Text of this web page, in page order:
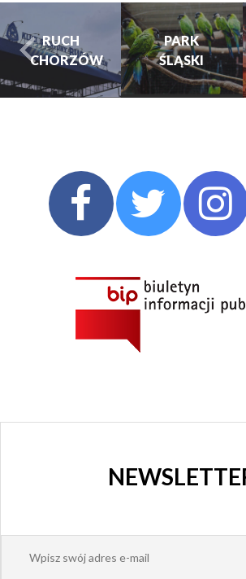
PARK
ŚLĄSKI
PARK
ŚLĄSKI
CHORZOWSKIE
CENTRUM
KULTURY
GRAJFKA